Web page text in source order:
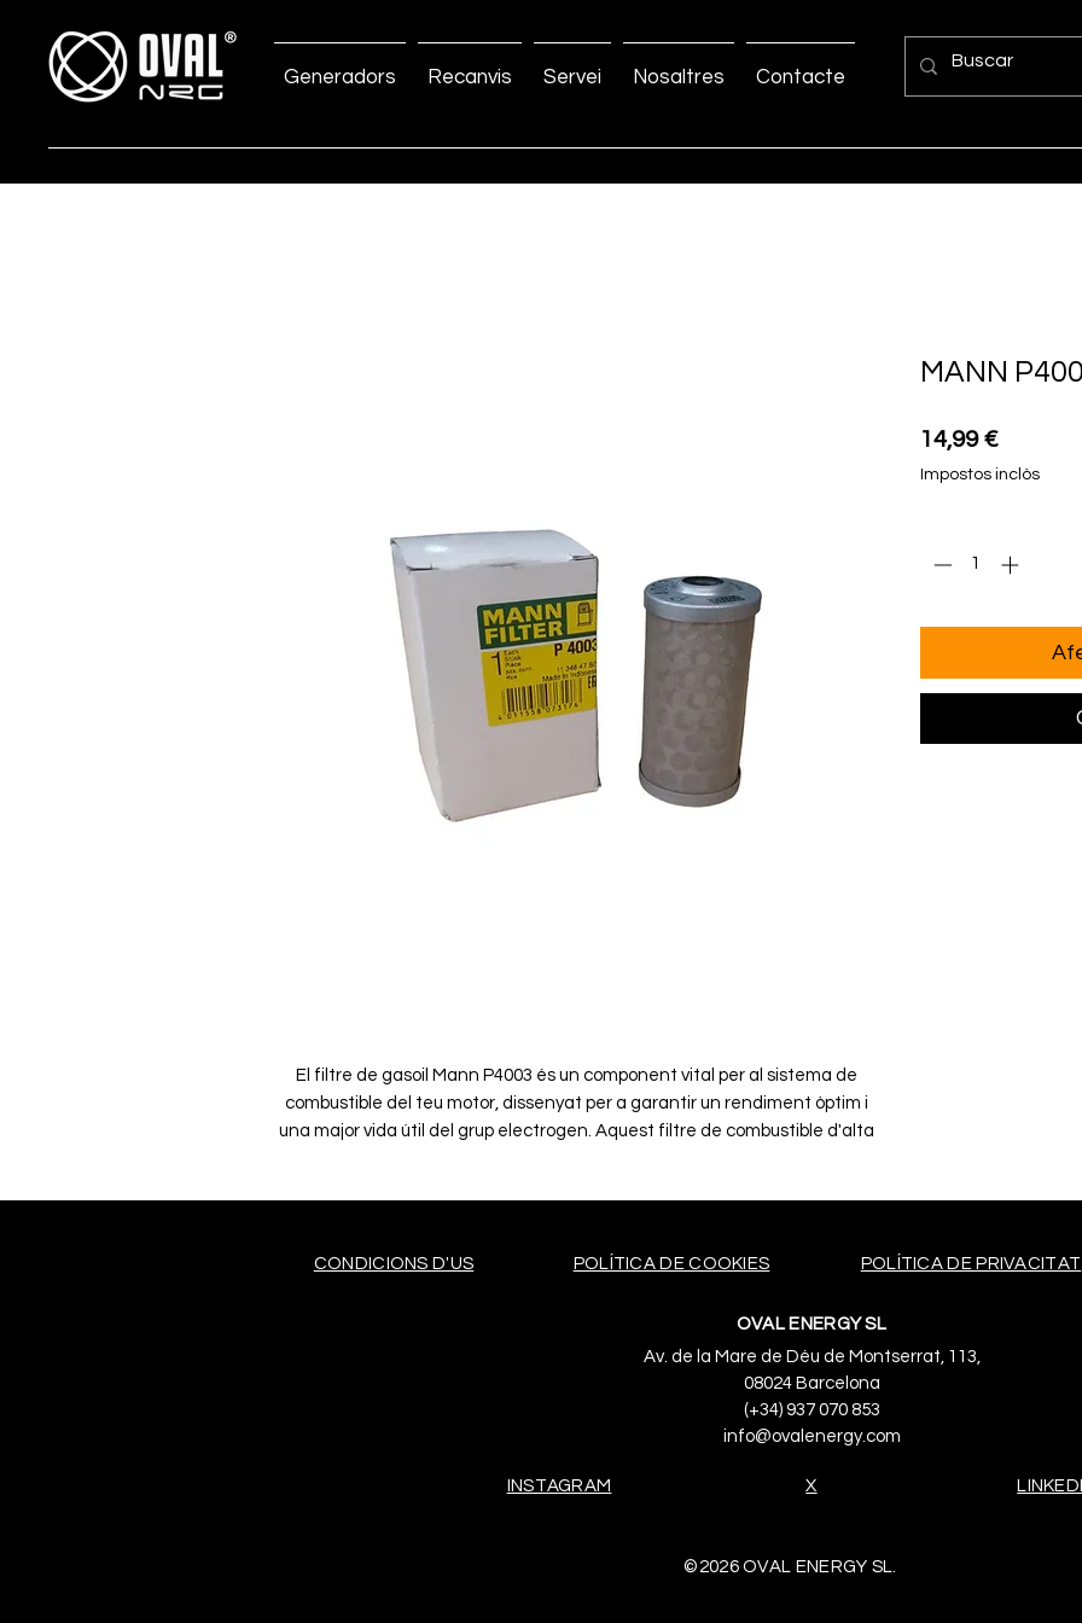
Generadors Recanvis Servei Nosaltres Contacte
El filtre de gasoil Mann P4003 és un component vital per al sistema de
combustible del teu motor, dissenyat per a garantir un rendiment òptim i
una major vida útil del grup electrogen. Aquest filtre de combustible d'alta
combustible de tu motor, diseñado para garantizar un rendimiento óptimo
y una mayor vida útil del grupo electrógeno. Este filtro de combustible de
alta calidad está fabricado por Mann-Filter, una marca reconocida en el
MANN
14,99 €Price
Impostos inclòs
CONDICIONS D'US POLÍTICA DE COOKIES POLÍTICA DE PRIVACITAT
OVAL ENERGY SL
Av. de la Mare de Déu de Montserrat, 113,
08024 Barcelona
(+34) 937 070 853
info@ovalenergy.com
INSTAGRAM X
©2026 OVAL ENERGY SL.